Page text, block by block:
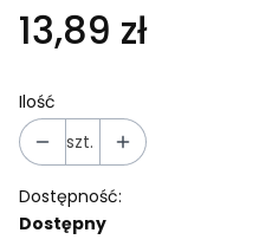
13,89 zł
Ilość
szt.
Dostępność:
Dostępny